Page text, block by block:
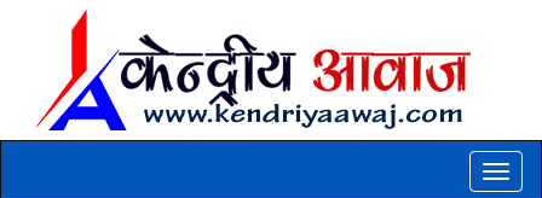
Toggle